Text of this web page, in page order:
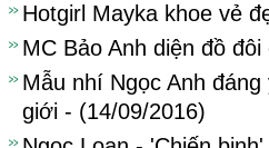
Hotgirl Mayka khoe vẻ
MC Bảo Anh diện đồ
Mẫu nhí Ngọc Anh
giới - (14/09/2016)